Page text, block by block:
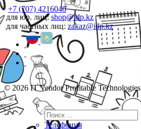
+7 (707) 4216040
для юр. лиц:shop@idp.kz
для частных лиц: zakaz@idp.kz
© 2026 IT Vendor Profitable Technologies
Телефония